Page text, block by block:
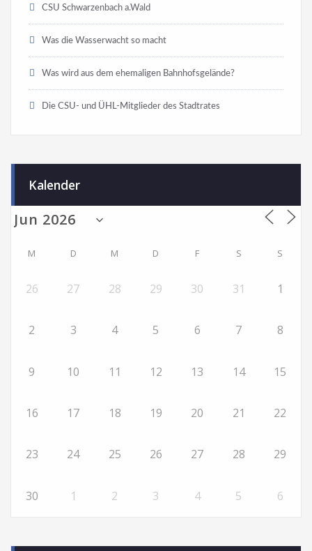
CSU Schwarzenbach a.Wald
Was die Wasserwacht so macht
Was wird aus dem ehemaligen Bahnhofsgelände?
Die CSU- und ÜHL-Mitglieder des Stadtrates
Kalender
M D M D F S S
26 27 28 29 30 31 1
2 3 4 5 6 7 8
9 10 11 12 13 14 15
16 17 18 19 20 21 22
23 24 25 26 27 28 29
30 1 2 3 4 5 6